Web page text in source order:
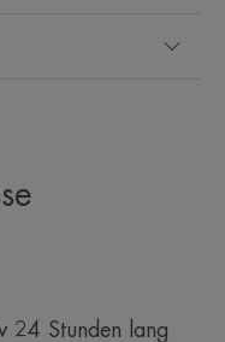
24 Stunden lang